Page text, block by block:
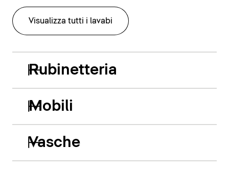
Visualizza tutti i lavabi
Rubinetteria
Mobili
Vasche